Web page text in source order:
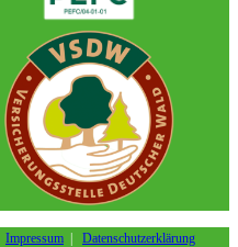
Impressum | Datenschutzerklärung